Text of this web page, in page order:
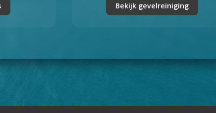
Bekijk gevelreiniging